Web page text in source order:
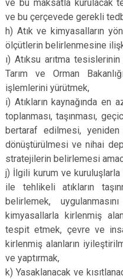
ve bu maksatla kurulacak
ve bu çerçevede gerekli
h) Atık ve kimyasalların
ölçütlerin belirlenmesine
ı) Atıksu arıtma
Tarım ve Orman
işlemlerini yürütmek,
i) Atıkların kaynağında en
toplanması, taşınması,
bertaraf edilmesi, yeniden
dönüştürülmesi ve nihai
stratejilerin belirlemesi
j) İlgili kurum ve kuruluşlarla
ile tehlikeli atıkların
belirlemek,
kimyasallarla kirlenmiş
tespit etmek, çevre ve
kirlenmiş alanların
ve yaptırmak,
k) Yasaklanacak ve